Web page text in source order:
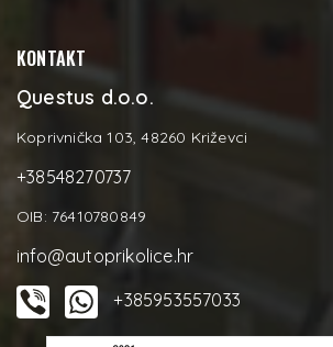
KONTAKT
Questus d.o.o.
Koprivnička 103, 48260 Križevci
+38548270737
OIB: 76410780849
info@autoprikolice.hr
+385953557033